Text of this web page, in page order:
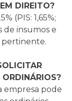
DIREITO?
(PIS: 1,65%;
de insumos e
pertinente.
empresa pode